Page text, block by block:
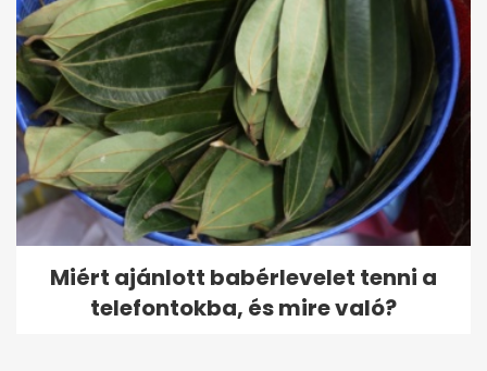
Miért ajánlott babérlevelet tenni a
telefontokba, és mire való?